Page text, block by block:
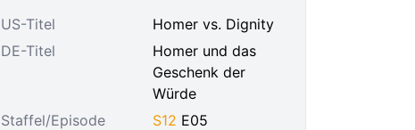
US-Titel
Homer vs. Dignity
DE-Titel
Homer und das
Geschenk der
Würde
Staffel/Episode
S12 E05